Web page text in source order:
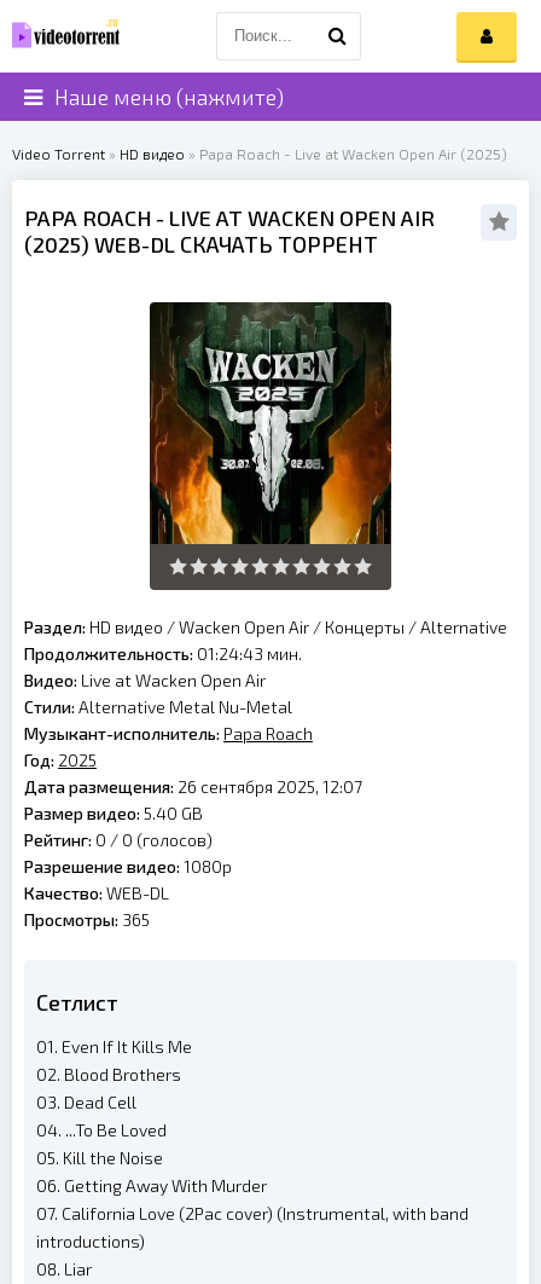
Наше меню (нажмите)
Video Torrent » HD видео » Papa Roach - Live at Wacken Open Air (2025)
PAPA ROACH - LIVE AT WACKEN OPEN AIR
(2025) WEB-DL СКАЧАТЬ ТОРРЕНТ
Раздел: HD видео /Wacken Open Air / Концерты /Alternative
Продолжительность: 01:24:43 мин.
Видео: Live at Wacken Open Air
Стили: Alternative Metal Nu-Metal
Музыкант-исполнитель: Papa Roach
Год: 2025
Дата размещения: 26 сентября 2025, 12:07
Размер видео: 5.40 GB
Рейтинг: 0 / 0 (голосов)
Разрешение видео: 1080p
Качество: WEB-DL
Просмотры: 365
Сетлист
01. Even If It Kills Me
02. Blood Brothers
03. Dead Cell
04. ...To Be Loved
05. Kill the Noise
06. Getting Away With Murder
07. California Love (2Pac cover) (Instrumental, with band
introductions)
08. Liar